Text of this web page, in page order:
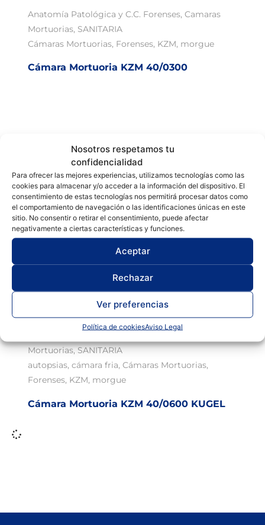
Nosotros respetamos tu
confidencialidad
Para ofrecer las mejores experiencias, utilizamos tecnologías como las
cookies para almacenar y/o acceder a la información del dispositivo. El
consentimiento de estas tecnologías nos permitirá procesar datos como
el comportamiento de navegación o las identificaciones únicas en este
sitio. No consentir o retirar el consentimiento, puede afectar
negativamente a ciertas características y funciones.
Aceptar
Rechazar
Ver preferencias
Política de cookiesAviso Legal
Anatomía Patológica y C.C. Forenses, Camaras
Mortuorias, SANITARIA
Cámaras Mortuorias, Forenses, KZM, morgue
Cámara Mortuoria KZM 40/0300
Mortuorias,SANITARIA
autopsias, cámara fria, Cámaras Mortuorias,
Forenses, KZM, morgue
Cámara Mortuoria KZM 40/0600 KUGEL